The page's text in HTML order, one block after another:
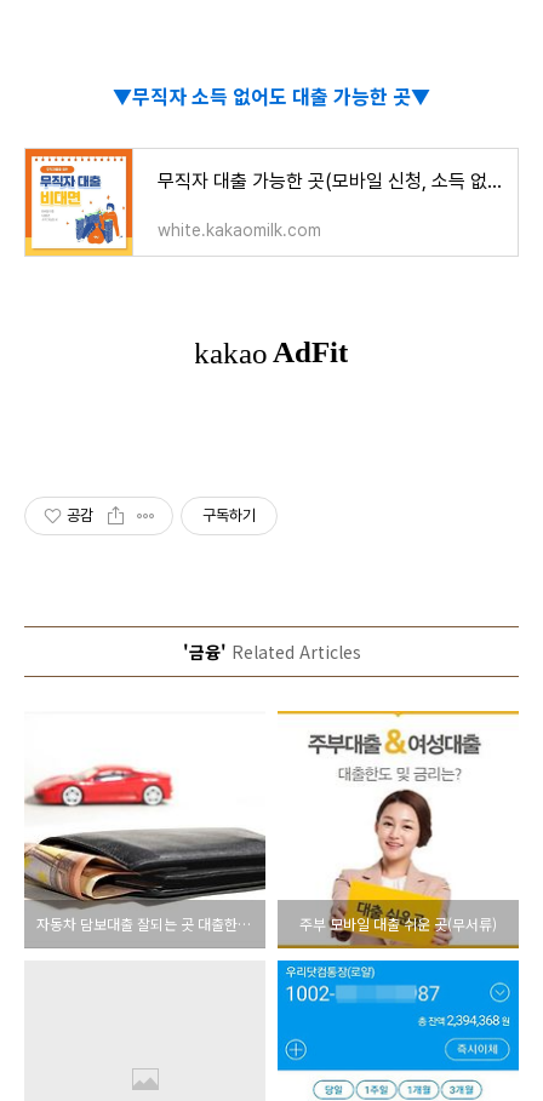
▼무직자 소득 없어도 대출 가능한 곳▼
무직자 대출 가능한 곳(모바일 신청, 소득 없어도 가능)
white.kakaomilk.com
공감 구독하기
'금융' Related Articles
자동차 담보대출 잘되는 곳 대출한도 및 금리, 조건 알아보기 주부 모바일 대출 쉬운 곳(무서류)